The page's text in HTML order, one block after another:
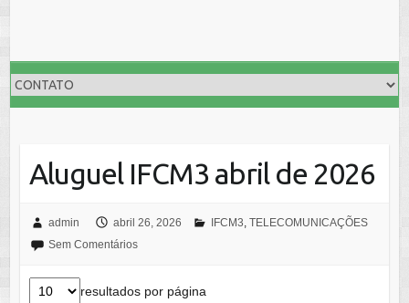
Aluguel IFCM3 abril de 2026
admin abril 26, 2026 IFCM3, TELECOMUNICAÇÕES
Sem Comentários
resultados por página